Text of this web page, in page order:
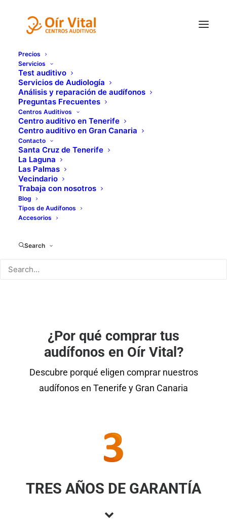
Precios
Servicios
Test auditivo
Servicios de Audiología
Análisis y reparación de audífonos
Preguntas Frecuentes
Centros Auditivos
Centro auditivo en Tenerife
Centro auditivo en Gran Canaria
Contacto
Santa Cruz de Tenerife
La Laguna
Las Palmas
Vecindario
Trabaja con nosotros
Blog
Tipos de Audífonos
Accesorios
Search
EN VERANO
PROTEGE TUS
OÍDOS
Y QUE NADA TE
IMPIDA DISFRUTAR
Máxima protección y comodidad
¿Por qué comprar tus
audífonos en Oír Vital?
Descubre porqué eligen comprar nuestros
audífonos en Tenerife y Gran Canaria
TRES AÑOS DE GARANTÍA